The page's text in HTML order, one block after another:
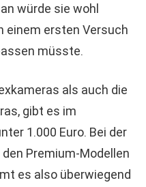
würde sie wohl
einem ersten Versuch
müsste.
als auch die
gibt es im
1.000 Euro. Bei der
Premium-Modellen
es also überwiegend